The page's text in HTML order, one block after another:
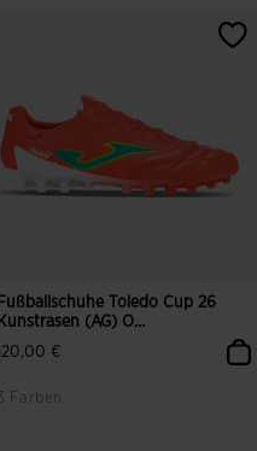
3,7 von 5 Kundenbewertungen
Fußballschuhe Toledo Cup 26
Kunstrasen (AG) O...
€
3 Farben